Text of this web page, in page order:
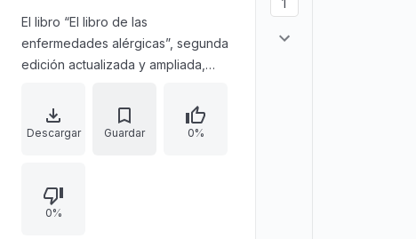
El libro “El libro de las
enfermedades alérgicas”, segunda
edición actualizada y ampliada,
académica coordinada por editores
y un amplio conjunto de autores
normativa de derechos, e incluye
avisos sobre la disponibilidad de
Descargar Guardar 0%
0%